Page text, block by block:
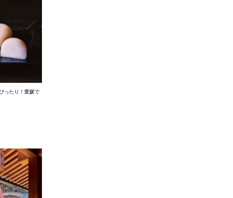
ったり！愛媛で